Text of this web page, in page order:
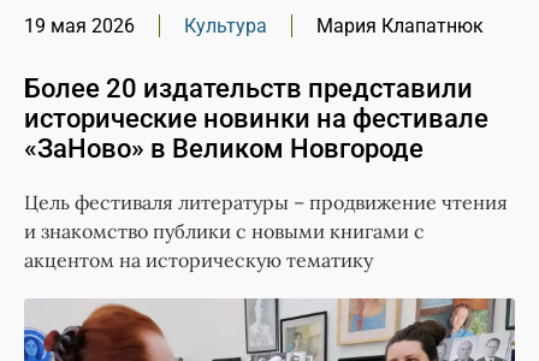
19 мая 2026 Культура Мария Клапатнюк
Более 20 издательств представили
исторические новинки на фестивале
«ЗаНово» в Великом Новгороде
Цель фестиваля литературы – продвижение чтения
и знакомство публики с новыми книгами с
акцентом на историческую тематику